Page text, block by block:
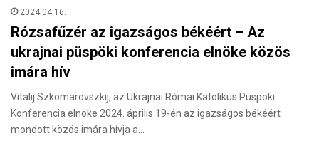
2024.04.16.
Rózsafűzér az igazságos békéért – Az
ukrajnai püspöki konferencia elnöke közös
imára hív
Vitalij Szkomarovszkij, az Ukrajnai Római Katolikus Püspöki
Konferencia elnöke 2024. április 19-én az igazságos békéért
mondott közös imára hívja a…